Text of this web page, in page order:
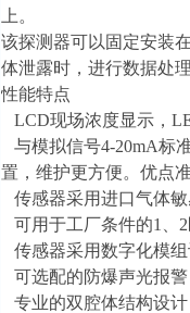
上。
该探测器可以固定安装
体泄露时，进行数据处
性能特点
LCD现场浓度显示，
与模拟信号4-20mA标
置，维护更方便。优点
传感器采用进口气体
可用于工厂条件的1、
传感器采用数字化模
可选配的防爆声光报
专业的双腔体结构设